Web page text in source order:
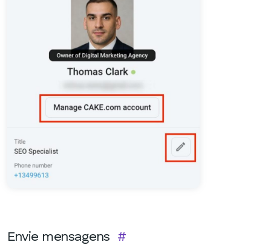
Envie mensagens #